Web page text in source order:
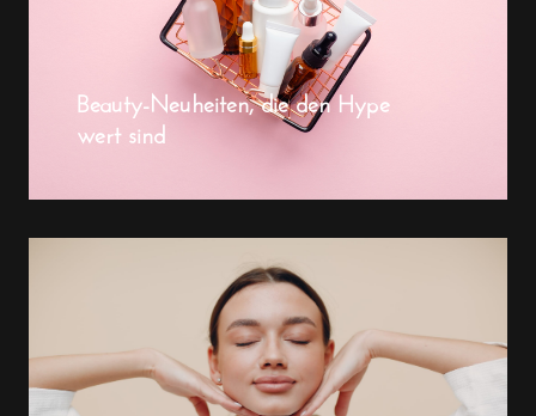
Beauty-Neuheiten, die den Hype
wert sind